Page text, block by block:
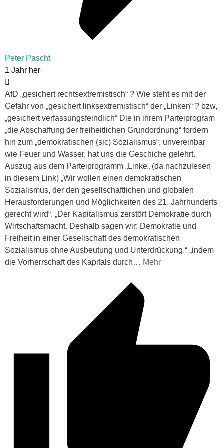
Peter Pascht
1 Jahr her
AfD „gesichert rechtsextremistisch“ ? Wie steht es mit der
Gefahr von „gesichert linksextremistisch“ der „Linken“ ? bzw,
„gesichert verfassungsfeindlich“ Die in ihrem Parteiprogram
„die Abschaffung der freiheitlichen Grundordnung“ fordern
hin zum „demokratischen (sic) Sozialismus“, unvereinbar
wie Feuer und Wasser, hat uns die Geschiche gelehrt.
Auszug aus dem Parteiprogramm „Linke„ (da nachzulesen
in diesem Link) „Wir wollen einen demokratischen
Sozialismus, der den gesellschaftlichen und globalen
Herausforderungen und Möglichkeiten des 21. Jahrhunderts
gerecht wird“. „Der Kapitalismus zerstört Demokratie durch
Wirtschaftsmacht. Deshalb sagen wir: Demokratie und
Freiheit in einer Gesellschaft des demokratischen
Sozialismus ohne Ausbeutung und Unterdrückung.“ „indem
die Vorherrschaft des Kapitals durch… Mehr